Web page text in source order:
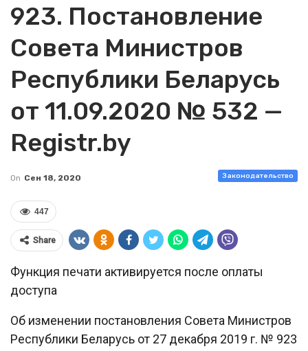
923. Постановление
Совета Министров
Республики Беларусь
от 11.09.2020 № 532 —
Registr.by
Законодательство
On Сен 18, 2020
447
Share
Функция печати активируется после оплаты
доступа
Об изменении постановления Совета Министров
Республики Беларусь от 27 декабря 2019 г. № 923